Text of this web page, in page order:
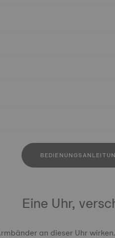
Eine Uhr,
an dieser Uhr